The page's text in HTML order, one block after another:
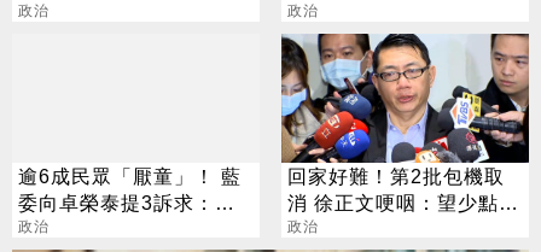
才有感
政治
兆元產值
政治
逾6成民眾「厭童」！ 藍
委向卓榮泰提3訴求：根
本沒人敢生孩
政治
回家好難！第2批包機取
消 徐正文哽咽：望少點政
治
政治